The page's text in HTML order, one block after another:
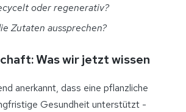
oder regenerativ?
Zutaten aussprechen?
Was wir jetzt wissen
anerkannt, dass eine pflanzliche
Gesundheit unterstützt -